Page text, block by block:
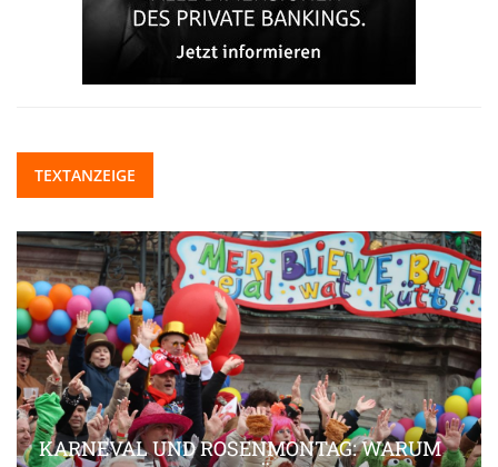
TEXTANZEIGE
KARNEVAL UND ROSENMONTAG: WARUM